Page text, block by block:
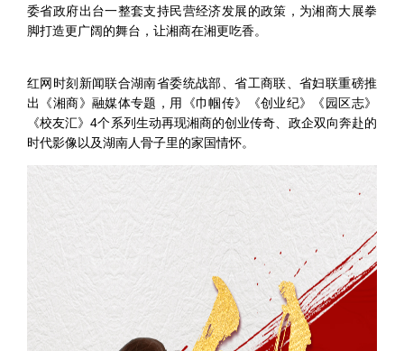
委省政府出台一整套支持民营经济发展的政策，为湘商大展拳
脚打造更广阔的舞台，让湘商在湘更吃香。
红网时刻新闻联合湖南省委统战部、省工商联、省妇联重磅推
出《湘商》融媒体专题，用《巾帼传》《创业纪》《园区志》
《校友汇》4个系列生动再现湘商的创业传奇、政企双向奔赴的
时代影像以及湖南人骨子里的家国情怀。